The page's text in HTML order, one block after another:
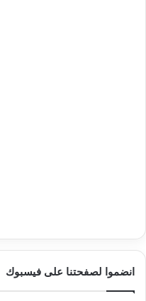
انضموا لصفحتنا على فيسبوك